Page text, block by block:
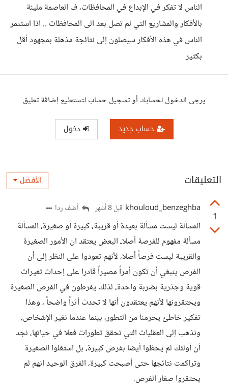
الناس لا تفكر في الإبداع في المحافظات، ف العاصمة مليئة
بالأفكار والمشاريع التي لم تصل بعد الى المحافظات .. اذا استثمر
الناس في هذه الأفكار سيصلون إلى نتائجة مذهلة بمجهود أقل
بكثير
يرجى الدخول لحسابك أو تسجيل حساب لتستطيع إضافة تعليق
حساب جديد دخول
التعليقات الأفضل
1
khouloud_benzeghba قبل 8 أشهر أضف ردا
المسألة ليست مسألة بعيدة أو قريبة، كبيرة أو صغيرة، المسألة
مسألة مفهوم للفرصة أصلاـ البعض يعتقد ان الأمور الصغيرة
والقريبة ليست فرصاً أصلا، لأنهم تعودوا على النظر إلى أن
الفرص ينبغي أن تكون أمراً مصيراً قادرا على إحداث تغيرات
قوية وجذرية بضربة واحدة، لذلك يفرطون في الفرص الصغيرة
ويحتقرونها لأنهم يعتقدون أنها لا تحدث أثراً واضحاً ، وهذا
تفكير خاطئ يحرمنا من التطور، بينما عندما نغير الإشخاص،
ونذهب إلى العقليات التي تحقق تطورات فعلا في حياتها، نجد
أن أولئك لم يحظوا أيضا بفرص كبيرة، بل استغلوا الصغيرة
وتراكمت نتائجها حتى أصبحت كبيرة، الفرق الوحيد انهم لم
يحتقروا صغار الفرص.